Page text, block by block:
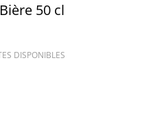
50 cl
DISPONIBLES